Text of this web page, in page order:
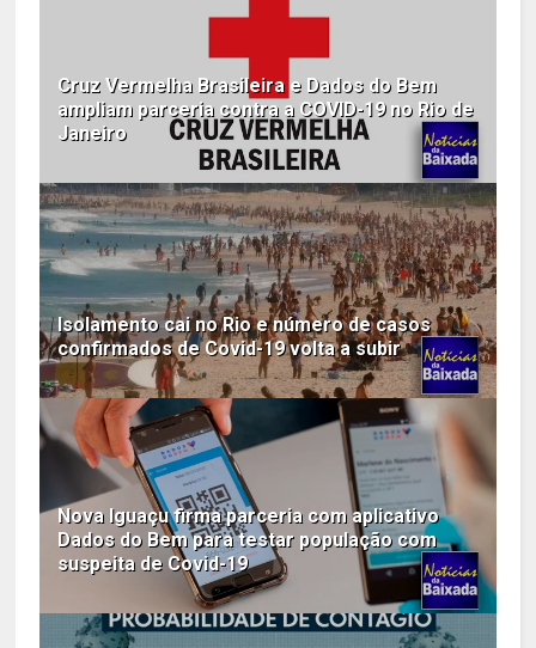
Cruz Vermelha Brasileira e Dados do Bem
ampliam parceria contra a COVID-19 no Rio de
Janeiro
Isolamento cai no Rio e número de casos
confirmados de Covid-19 volta a subir
Nova Iguaçu firma parceria com aplicativo
Dados do Bem para testar população com
suspeita de Covid-19